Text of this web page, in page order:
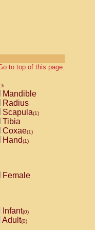
to top of this page.
Mandible
Radius
Scapula(1)
Tibia
Coxae(1)
Hand(1)
Female
Infant(0)
Adult(0)